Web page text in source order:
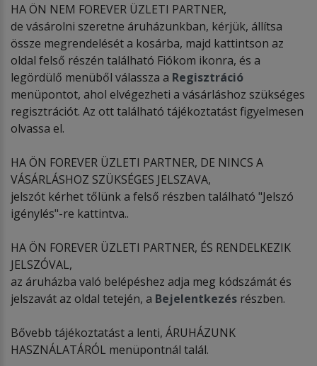
HA ÖN NEM FOREVER ÜZLETI PARTNER,
de vásárolni szeretne áruházunkban, kérjük, állítsa
össze megrendelését a kosárba, majd kattintson az
oldal felső részén található Fiókom ikonra, és a
legördülő menüből válassza a Regisztráció
menüpontot, ahol elvégezheti a vásárláshoz szükséges
regisztrációt. Az ott található tájékoztatást figyelmesen
olvassa el.
HA ÖN FOREVER ÜZLETI PARTNER, DE NINCS A
VÁSÁRLÁSHOZ SZÜKSÉGES JELSZAVA,
jelszót kérhet tőlünk a felső részben található "Jelszó
igénylés"-re kattintva..
HA ÖN FOREVER ÜZLETI PARTNER, ÉS RENDELKEZIK
JELSZÓVAL,
az áruházba való belépéshez adja meg kódszámát és
jelszavát az oldal tetején, a Bejelentkezés részben.
Bővebb tájékoztatást a lenti, ÁRUHÁZUNK
HASZNÁLATÁRÓL menüpontnál talál.